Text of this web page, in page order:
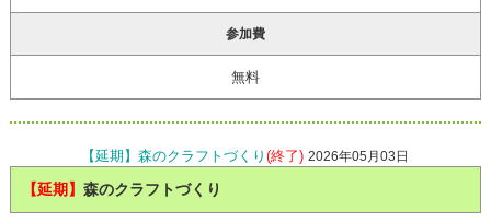
参加費
無料
【延期】森のクラフトづくり(終了) 2026年05月03日
【延期】 森のクラフトづくり